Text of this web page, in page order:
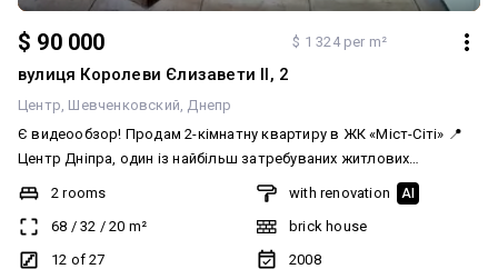
$ 90 000 $ 1 324 per m²
вулиця Королеви Єлизавети ІІ, 2
Центр Шевченковский Днепр
Є видеообзор! Продам 2-кімнатну квартиру в ЖК «Міст-Сіті» 📍
Центр Дніпра, один із найбільш затребуваних житлових
комплексів міста. 12 поверх із 27 Площа — 67,5 м² Квартира з
якісним ремонтом, повністю укомплектована меблями та
побутовою технікою. Для комфортного проживання передбачені
теплі підлоги, простора ванна кімната з джакузі. З панорамних
2 rooms
68 / 32 / 20 m²
12 of 27
with renovation AI
brick house
2008